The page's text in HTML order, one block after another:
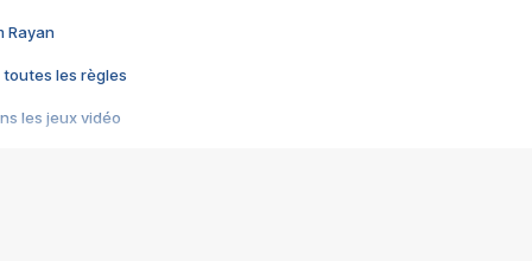
Rayan
toutes les règles
les jeux vidéo